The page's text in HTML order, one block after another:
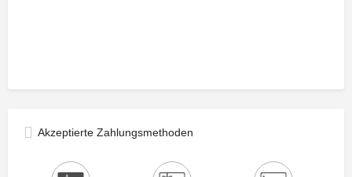
Akzeptierte Zahlungsmethoden